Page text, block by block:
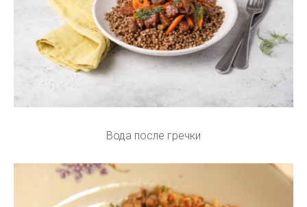
Вода после гречки